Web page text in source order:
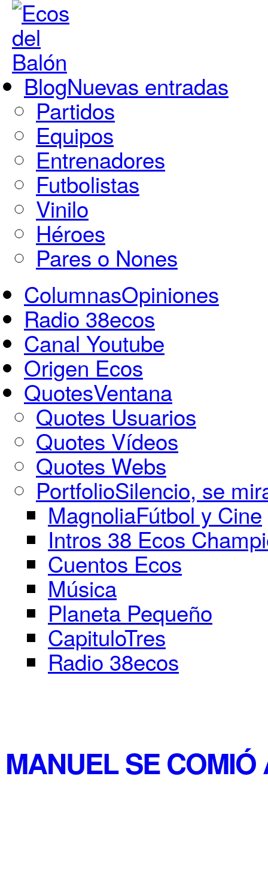
BlogNuevas entradas
Partidos
Equipos
Entrenadores
Futbolistas
Vinilo
Héroes
Pares o Nones
ColumnasOpiniones
Radio 38ecos
Canal Youtube
Origen Ecos
QuotesVentana
Quotes Usuarios
Quotes Vídeos
Quotes Webs
PortfolioSilencio, se
MagnoliaFútbol y Cine
Intros 38 Ecos
Cuentos Ecos
Música
Planeta Pequeño
CapituloTres
Radio 38ecos
MANUEL SE COMIÓ